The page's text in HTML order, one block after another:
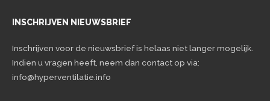
INSCHRIJVEN NIEUWSBRIEF
Inschrijven voor de nieuwsbrief is helaas niet langer mogelijk.
Indien u vragen heeft, neem dan contact op via:
info@hyperventilatie.info